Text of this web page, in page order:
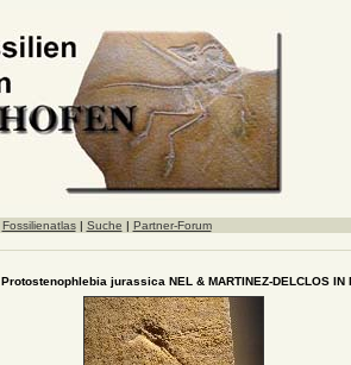
Fossilienatlas| Suche | Partner-Forum
jurassica NEL & MARTINEZ-DELCLOS IN